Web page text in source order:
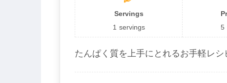
Servings
1 servings
5
たんぱく質を上手にとれるお手軽レシ